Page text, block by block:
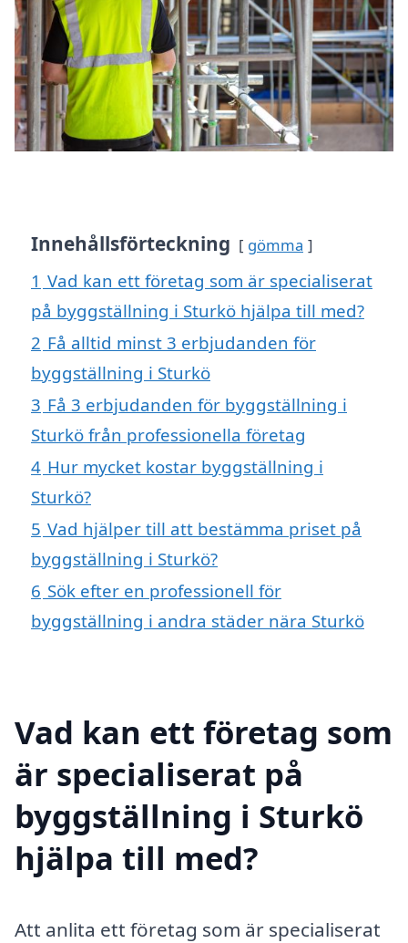
Innehållsförteckning gömma
1 Vad kan ett företag som är specialiserat
på byggställning i Sturkö hjälpa till med?
2 Få alltid minst 3 erbjudanden för
byggställning i Sturkö
3 Få 3 erbjudanden för byggställning i
Sturkö från professionella företag
4 Hur mycket kostar byggställning i
Sturkö?
5 Vad hjälper till att bestämma priset på
byggställning i Sturkö?
6 Sök efter en professionell för
byggställning i andra städer nära Sturkö
Vad kan ett företag som
är specialiserat på
byggställning i Sturkö
hjälpa till med?
Att anlita ett företag som är specialiserat